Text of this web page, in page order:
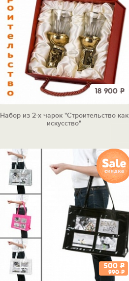
18 900Р
Набор из 2-х чарок "Строительство как
искусство"
500Р
990Р